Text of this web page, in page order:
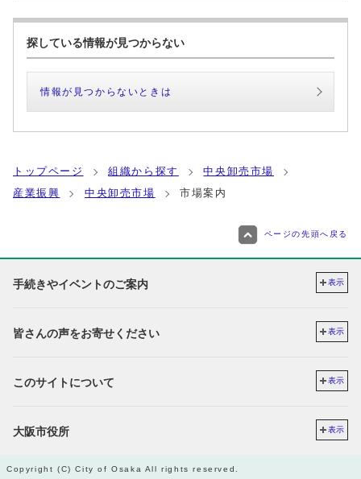
探している情報が見つからない
情報が見つからないときは
トップページ 組織から探す
中央卸売市場
産業振興
中央卸売市場 市場案内
ページの先頭へ戻る
手続きやイベントのご案内 表示
皆さんの声をお寄せください 表示
このサイトについて 表示
大阪市役所 表示
Copyright (C) City of Osaka All rights reserved.